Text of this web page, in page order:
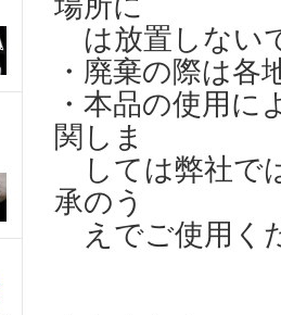
場所に
は放置しない
・廃棄の際は
・本品の使用
関しま
しては弊社で
承のう
えでご使用く